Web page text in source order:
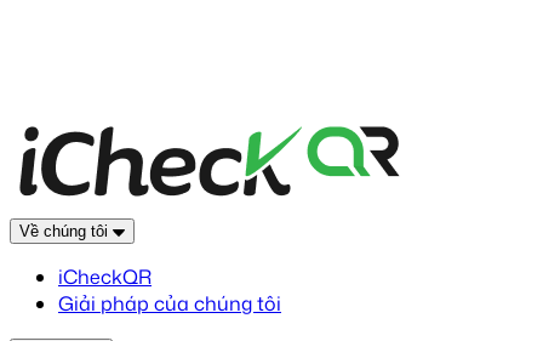
Về chúng tôi
iCheckQR
Giải pháp của chúng tôi